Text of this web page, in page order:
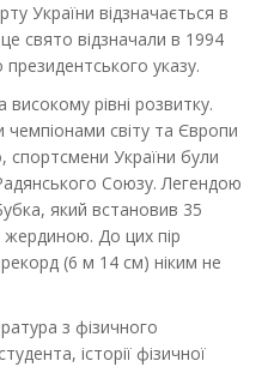
України відзначається в
свято відзначали в 1994
президентського указу.
високому рівні розвитку.
чемпіонами світу та Європи
спортсмени України були
Союзу. Легендою
який встановив 35
жердиною. До цих пір
(6 м 14 см) ніким не
з фізичного
історії фізичної